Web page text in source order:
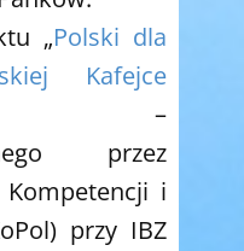
„Polski dla
Kafejce
–
przez
i
przy IBZ